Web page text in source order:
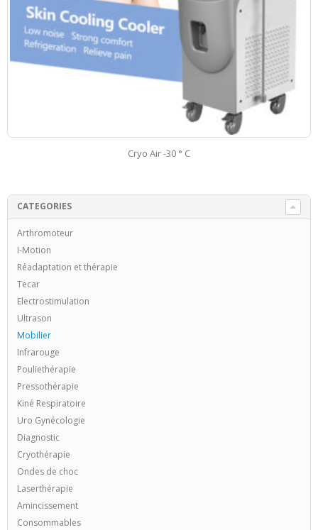
TABOURET RÉGLABLE AVEC DOSSIER
CATEGORIES
Arthromoteur
I-Motion
Réadaptation et thérapie
Tecar
Electrostimulation
Ultrason
Mobilier
Infrarouge
Pouliethérapie
Pressothérapie
Kiné Respiratoire
Uro Gynécologie
Diagnostic
Cryothérapie
Ondes de choc
Laserthérapie
Amincissement
Consommables